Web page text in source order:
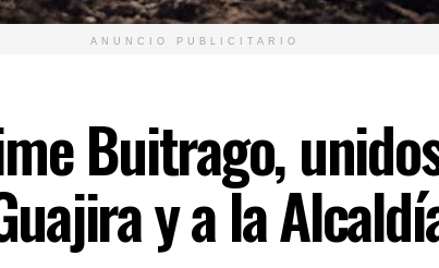
ANUNCIO PUBLICITARIO
Buitrago,
y a la